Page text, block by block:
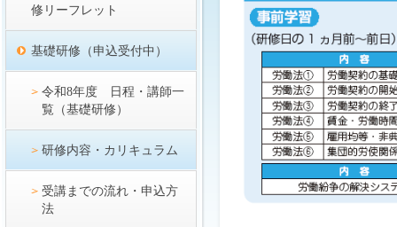
修リーフレット
基礎研修（申込受付中）
令和8年度 日程・講師一
覧（基礎研修）
研修内容・カリキュラム
受講までの流れ・申込方
法